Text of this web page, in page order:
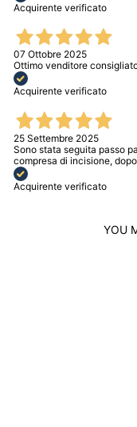
Acquirente verificato
07 Ottobre 2025
Ottimo venditore
Acquirente verificato
25 Settembre 2025
Sono stata seguita passo
compresa di incisione,
Acquirente verificato
YOU